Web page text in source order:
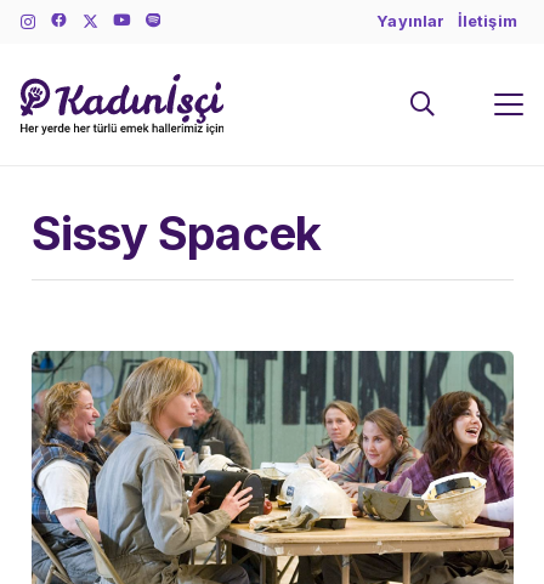
Yayınlar İletişim
Sissy Spacek